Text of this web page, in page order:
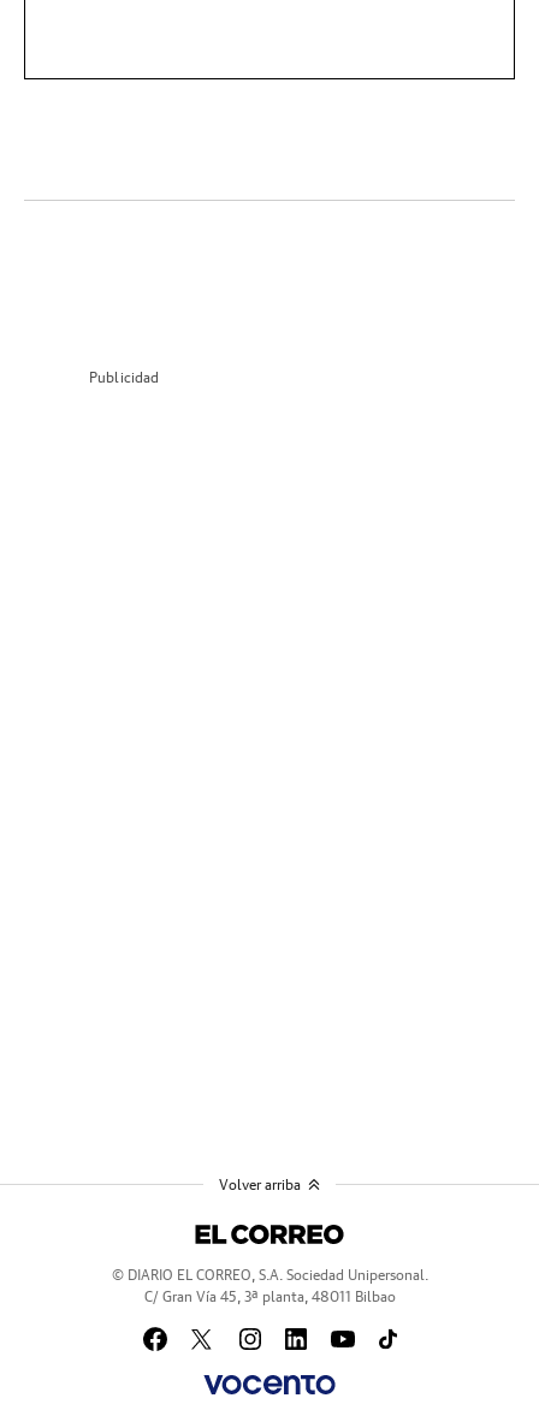
Publicidad
© DIARIO EL CORREO, S.A. Sociedad Unipersonal.
C/ Gran Vía 45, 3ª planta, 48011 Bilbao
Volver arriba